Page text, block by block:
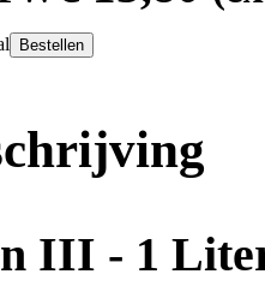
Bestellen
III - 1